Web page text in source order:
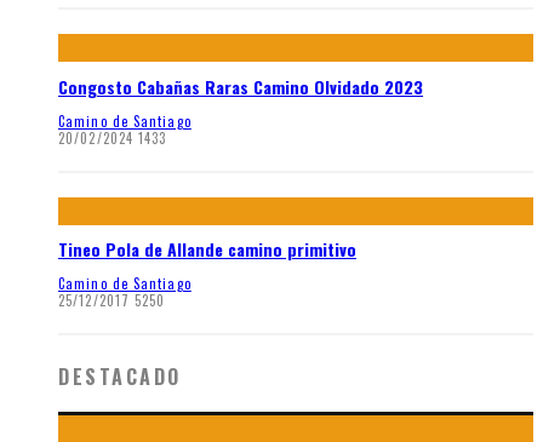
Congosto Cabañas Raras Camino Olvidado 2023
Camino de Santiago
20/02/2024 1433
Tineo Pola de Allande camino primitivo
Camino de Santiago
25/12/2017 5250
DESTACADO